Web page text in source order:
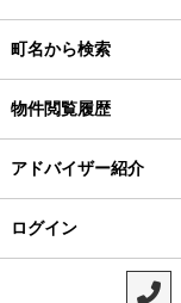
町名から検索
物件閲覧履歴
アドバイザー紹介
ログイン